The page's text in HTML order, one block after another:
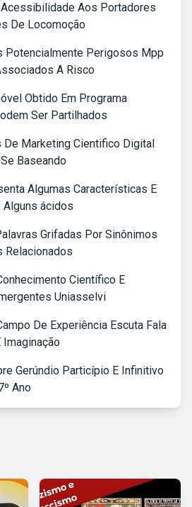
Aos Portadores
De Locomoção
Potencialmente Perigosos Mpp
A Risco
Obtido Em Programa
Ser Partilhados
De Marketing Cientifico Digital
Baseando
Algumas Características E
ácidos
Grifadas Por Sinônimos
Relacionados
Científico E
Uniasselvi
De Experiência Escuta Fala
Imaginação
Gerúndio Particípio E Infinitivo
Ano